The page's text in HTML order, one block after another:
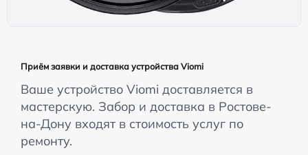
Приём заявки и доставка устройства Viomi
Ваше устройство Viomi доставляется в
мастерскую. Забор и доставка в Ростове-
на-Дону входят в стоимость услуг по
ремонту.